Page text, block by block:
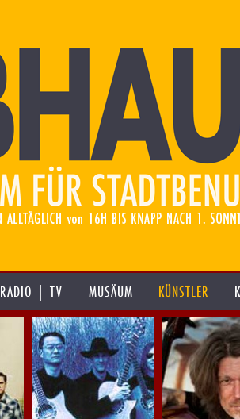
RADIO | TV MUSÄUM KÜNSTLER